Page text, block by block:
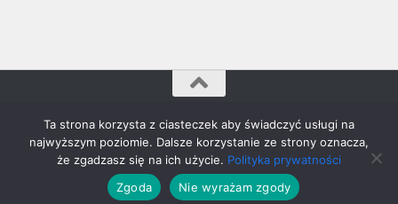
ZS Rataje © 2026. Wszelkie prawa zastrzeżone
Ta strona korzysta z ciasteczek aby świadczyć usługi na
najwyższym poziomie. Dalsze korzystanie ze strony oznacza,
że zgadzasz się na ich użycie. Polityka prywatności
Zgoda
Nie wyrażam zgody